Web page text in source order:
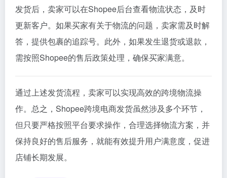
发货后，卖家可以在Shopee后台查看物流状态，及时
更新客户。如果买家有关于物流的问题，卖家需及时解
答，提供包裹的追踪号。此外，如果发生退货或退款，
需按照Shopee的售后政策处理，确保买家满意。
通过上述发货流程，卖家可以实现高效的跨境物流操
作。总之，Shopee跨境电商发货虽然涉及多个环节，
但只要严格按照平台要求操作，合理选择物流方案，并
保持良好的售后服务，就能有效提升用户满意度，促进
店铺长期发展。